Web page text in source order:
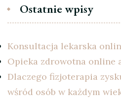
Ostatnie wpisy
Konsultacja lekarska
Opieka zdrowotna online
Dlaczego fizjoterapia
wśród osób w każdym